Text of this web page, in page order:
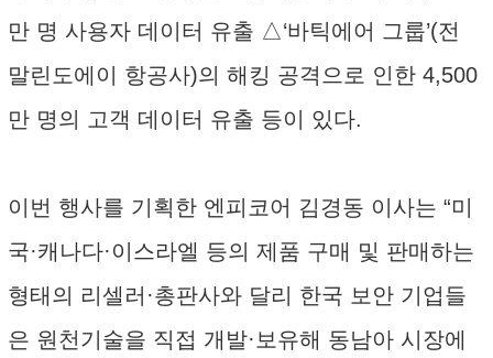
만 명 사용자 데이터 유출 △‘바틱에어 그룹’(전
말린도에이 항공사)의 해킹 공격으로 인한 4,500
만 명의 고객 데이터 유출 등이 있다.
이번 행사를 기획한 엔피코어 김경동 이사는 “미
국·캐나다·이스라엘 등의 제품 구매 및 판매하는
형태의 리셀러·총판사와 달리 한국 보안 기업들
은 원천기술을 직접 개발·보유해 동남아 시장에